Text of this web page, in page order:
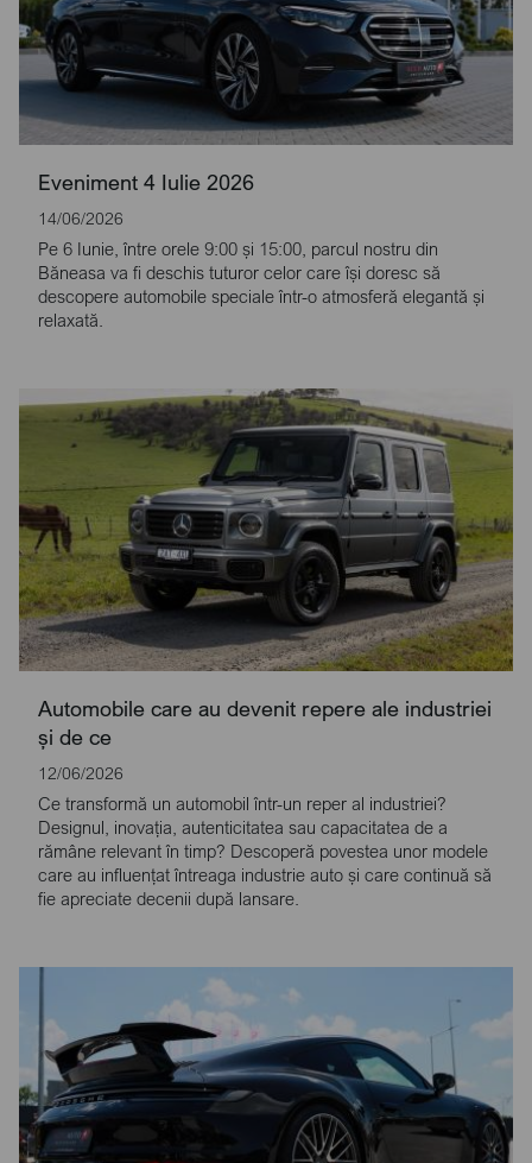
Eveniment 4 Iulie 2026
14/06/2026
Pe 6 Iunie, între orele 9:00 și 15:00, parcul nostru din
Băneasa va fi deschis tuturor celor care își doresc să
descopere automobile speciale într-o atmosferă elegantă și
relaxată.
Automobile care au devenit repere ale industriei
și de ce
12/06/2026
Ce transformă un automobil într-un reper al industriei?
Designul, inovația, autenticitatea sau capacitatea de a
rămâne relevant în timp? Descoperă povestea unor modele
care au influențat întreaga industrie auto și care continuă să
fie apreciate decenii după lansare.